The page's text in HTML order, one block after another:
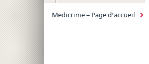
Breadcrumb
Medicrime – Page d'accueil